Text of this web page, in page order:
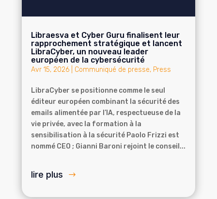
Libraesva et Cyber Guru finalisent leur
rapprochement stratégique et lancent
LibraCyber, un nouveau leader
européen de la cybersécurité
Avr 15, 2026| Communiqué de presse, Press
LibraCyber se positionne comme le seul
éditeur européen combinant la sécurité des
emails alimentée par l’IA, respectueuse de la
vie privée, avec la formation à la
sensibilisation à la sécurité Paolo Frizzi est
nommé CEO ; Gianni Baroni rejoint le conseil...
lire plus